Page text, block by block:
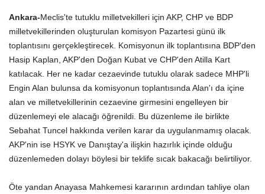
Ankara-Meclis'te tutuklu milletvekilleri için AKP, CHP ve BDP
milletvekillerinden oluşturulan komisyon Pazartesi günü ilk
toplantısını gerçekleştirecek. Komisyonun ilk toplantısına BDP'den
Hasip Kaplan, AKP'den Doğan Kubat ve CHP'den Atilla Kart
katılacak. Her ne kadar cezaevinde tutuklu olarak sadece MHP'li
Engin Alan bulunsa da komisyonun toplantısında Alan'ı da içine
alan ve milletvekillerinin cezaevine girmesini engelleyen bir
düzenlemeyi ele alacağı öğrenildi. Bu düzenleme ile birlikte
Sebahat Tuncel hakkında verilen karar da uygulanmamış olacak.
AKP'nin ise HSYK ve Danıştay'a ilişkin hazırlık içinde olduğu
düzenlemeden dolayı böylesi bir teklife sıcak bakacağı belirtiliyor.
Öte yandan Anayasa Mahkemesi kararının ardından tahliye olan